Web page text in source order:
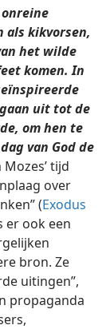
kikvorsen,
het wilde
komen. In
uit tot de
om hen te
van God de
Mozes’ tijd
over
(Exodus
er ook een
bron. Ze
uitingen”,
propaganda